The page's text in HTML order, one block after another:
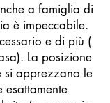
a famiglia di
è impeccabile.
e di più (
La posizione
si apprezzano le